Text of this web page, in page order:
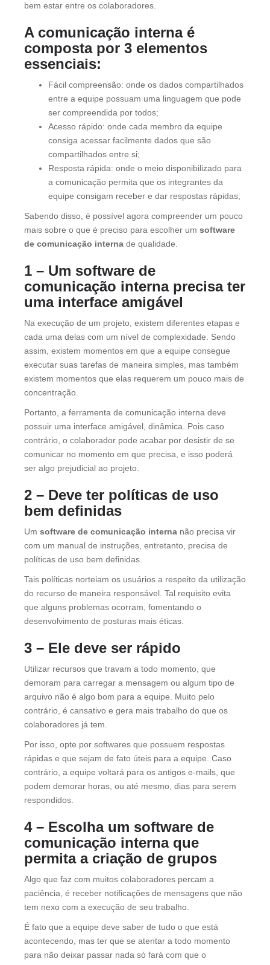
bem estar entre os colaboradores.
A comunicação interna é
composta por 3 elementos
essenciais:
Fácil compreensão: onde os dados compartilhados
entre a equipe possuam uma linguagem que pode
ser compreendida por todos;
Acesso rápido: onde cada membro da equipe
consiga acessar facilmente dados que são
compartilhados entre si;
Resposta rápida: onde o meio disponibilizado para
a comunicação permita que os integrantes da
equipe consigam receber e dar respostas rápidas;
Sabendo disso, é possível agora compreender um pouco
mais sobre o que é preciso para escolher um software
de comunicação interna de qualidade.
1 – Um software de
comunicação interna precisa ter
uma interface amigável
Na execução de um projeto, existem diferentes etapas e
cada uma delas com um nível de complexidade. Sendo
assim, existem momentos em que a equipe consegue
executar suas tarefas de maneira simples, mas também
existem momentos que elas requerem um pouco mais de
concentração.
Portanto, a ferramenta de comunicação interna deve
possuir uma interface amigável, dinâmica. Pois caso
contrário, o colaborador pode acabar por desistir de se
comunicar no momento em que precisa, e isso poderá
ser algo prejudicial ao projeto.
2 – Deve ter políticas de uso
bem definidas
Um software de comunicação interna não precisa vir
com um manual de instruções, entretanto, precisa de
políticas de uso bem definidas.
Tais políticas norteiam os usuários a respeito da utilização
do recurso de maneira responsável. Tal requisito evita
que alguns problemas ocorram, fomentando o
desenvolvimento de posturas mais éticas.
3 – Ele deve ser rápido
Utilizar recursos que travam a todo momento, que
demoram para carregar a mensagem ou algum tipo de
arquivo não é algo bom para a equipe. Muito pelo
contrário, é cansativo e gera mais trabalho do que os
colaboradores já tem.
Por isso, opte por softwares que possuem respostas
rápidas e que sejam de fato úteis para a equipe. Caso
contrário, a equipe voltará para os antigos e-mails, que
podem demorar horas, ou até mesmo, dias para serem
respondidos.
4 – Escolha um software de
comunicação interna que
permita a criação de grupos
Algo que faz com muitos colaboradores percam a
paciência, é receber notificações de mensagens que não
tem nexo com a execução de seu trabalho.
É fato que a equipe deve saber de tudo o que está
acontecendo, mas ter que se atentar a todo momento
para não deixar passar nada só fará com que o